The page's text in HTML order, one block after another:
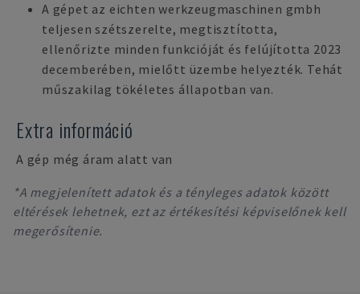
A gépet az eichten werkzeugmaschinen gmbh
teljesen szétszerelte, megtisztította,
ellenőrizte minden funkcióját és felújította 2023
decemberében, mielőtt üzembe helyezték. Tehát
műszakilag tökéletes állapotban van.
Extra információ
A gép még áram alatt van
*A megjelenített adatok és a tényleges adatok között
eltérések lehetnek, ezt az értékesítési képviselőnek kell
megerősítenie.